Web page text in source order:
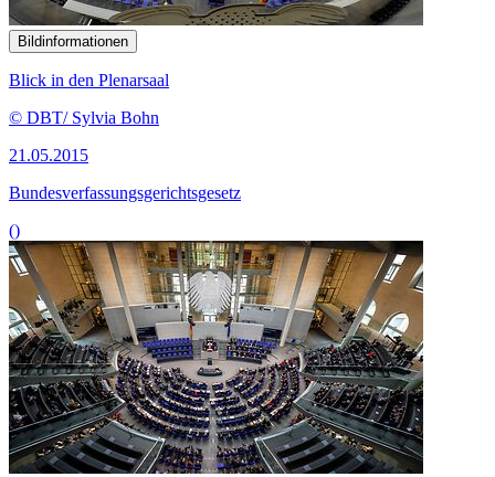
Bildinformationen
Blick in den Plenarsaal
© DBT/ Sylvia Bohn
21.05.2015
Bundesverfassungsgerichtsgesetz
()